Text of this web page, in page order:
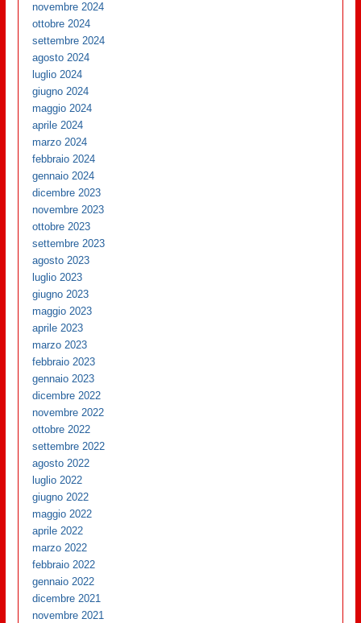
novembre 2024
ottobre 2024
settembre 2024
agosto 2024
luglio 2024
giugno 2024
maggio 2024
aprile 2024
marzo 2024
febbraio 2024
gennaio 2024
dicembre 2023
novembre 2023
ottobre 2023
settembre 2023
agosto 2023
luglio 2023
giugno 2023
maggio 2023
aprile 2023
marzo 2023
febbraio 2023
gennaio 2023
dicembre 2022
novembre 2022
ottobre 2022
settembre 2022
agosto 2022
luglio 2022
giugno 2022
maggio 2022
aprile 2022
marzo 2022
febbraio 2022
gennaio 2022
dicembre 2021
novembre 2021